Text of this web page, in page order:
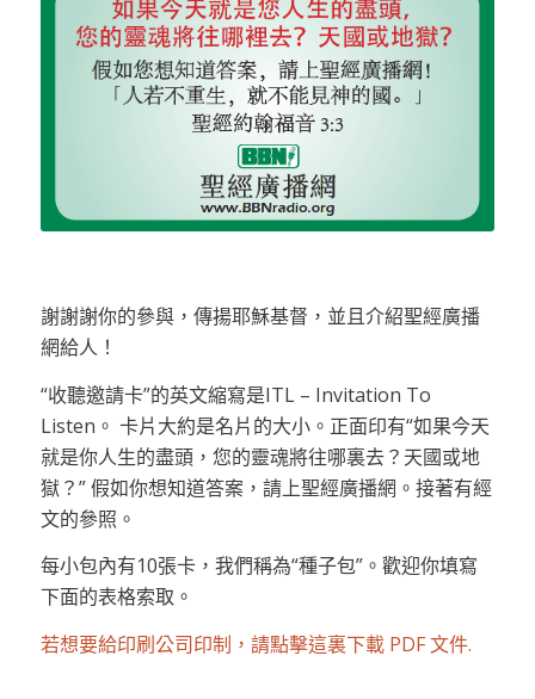
謝謝謝你的參與，傳揚耶穌基督，並且介紹聖經廣播
網給人！
“收聽邀請卡”的英文縮寫是ITL – Invitation To
Listen。 卡片大約是名片的大小。正面印有“如果今天
就是你人生的盡頭，您的靈魂將往哪裏去？天國或地
獄？” 假如你想知道答案，請上聖經廣播網。接著有經
文的參照。
每小包內有10張卡，我們稱為“種子包”。歡迎你填寫
下面的表格索取。
若想要給印刷公司印制，請點擊這裏下載 PDF 文件.